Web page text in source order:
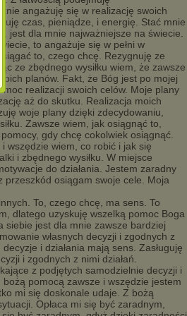
angażuję się w realizację swoich
czas, pieniądze, i energię. Stać mnie
jest dla mnie najważniejsze na świecie.
to angażuje się w pełni w
to, czego chcę. Rezygnuję ze
ze zbędnego wysiłku wiem, że zawsze
planów. Fakt, że Bóg jest po mojej
realizacji swoich celów. Moje plany
aż do skutku. Realizacja moich
woje plany dzięki zdecydowaniu,
Zawsze wiem, jak osiągnąć to,
gdy chcę cokolwiek osiągnąć.
wszędzie wiem, co robić i jak się
i zbędnego wysiłku. W miejsce
do działania. Jestem zaradny
przeszkód osiągam swoje cele. Moja
To, czego chcę, ma sens. To
dlatego uzyskuję wszelką pomoc Boga
siebie jest dla mnie zawsze bardziej
własnych decyzji i zgodnych z
i działania mają sens. Zasługuję
i zgodnych z nimi działań.
z podjętych samodzielnie decyzji i
pomocą zawsze i wszędzie jestem
mi się doskonale udaje. Z bożą
Opłaca mi się być zaradnym,